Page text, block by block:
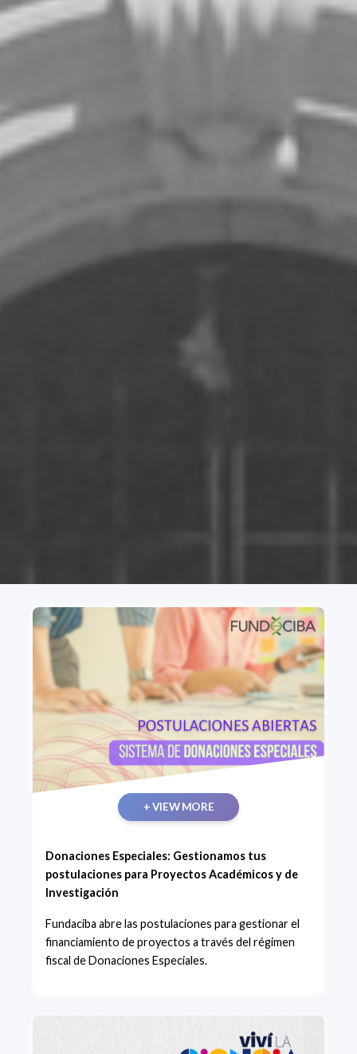
+ VIEW MORE
Donaciones Especiales: Gestionamos tus
postulaciones para Proyectos Académicos y de
Investigación
Fundaciba abre las postulaciones para gestionar el
financiamiento de proyectos a través del régimen
fiscal de Donaciones Especiales.